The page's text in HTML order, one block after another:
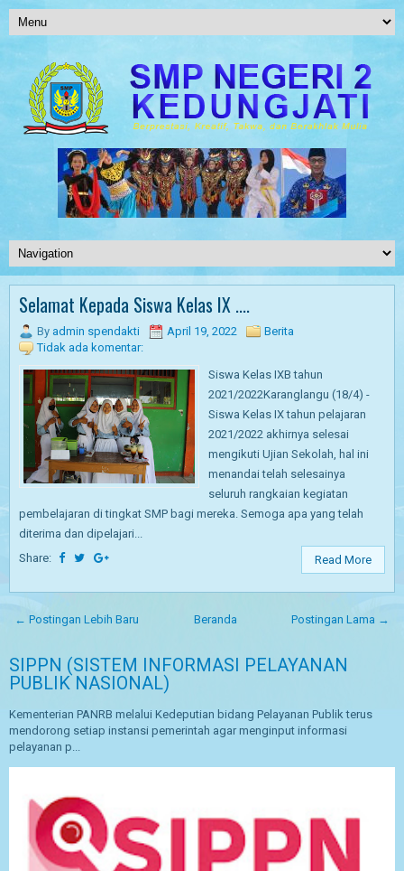
Selamat Kepada Siswa Kelas IX ....
By admin spendakti April 19, 2022
Berita
Tidak ada komentar:
Siswa Kelas IXB tahun
2021/2022Karanglangu (18/4) -
Siswa Kelas IX tahun pelajaran
2021/2022 akhirnya selesai
mengikuti Ujian Sekolah, hal ini
menandai telah selesainya
seluruh rangkaian kegiatan
pembelajaran di tingkat SMP bagi mereka. Semoga apa yang telah
diterima dan dipelajari...
Share:
Read More
← Postingan Lebih Baru Postingan Lama →
Beranda
SIPPN (SISTEM INFORMASI PELAYANAN
PUBLIK NASIONAL)
Kementerian PANRB melalui Kedeputian bidang Pelayanan Publik terus
mendorong setiap instansi pemerintah agar menginput informasi
pelayanan p...